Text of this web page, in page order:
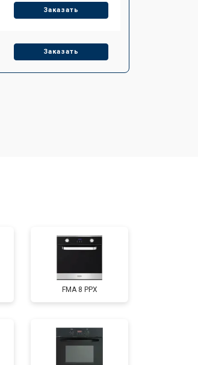
Заказать
Заказать
FMA 8 PPX